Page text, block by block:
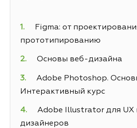
Figma: от
прототипированию
Основы веб-дизайна
Adobe Photoshop.
Интерактивный курс
Adobe Illustrator для UX
дизайнеров